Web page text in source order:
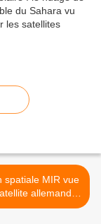
spatiale MIR vue
allemand
X : une image